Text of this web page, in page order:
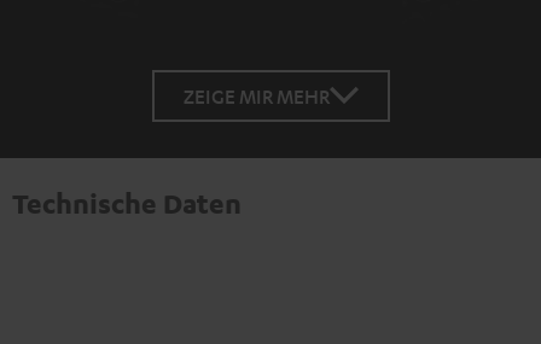
ZEIGE MIR MEHR
Technische Daten